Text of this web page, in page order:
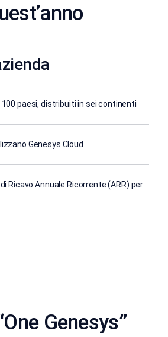
100 paesi, distribuiti in sei continenti
Genesys Cloud
Ricavo Annuale Ricorrente (ARR) per
Genesys”